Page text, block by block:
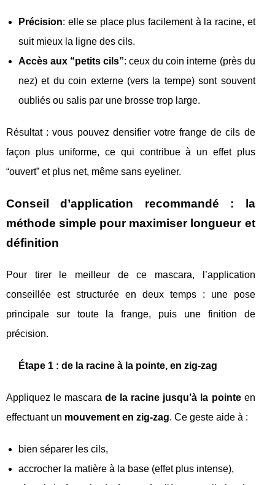
Précision: elle se place plus facilement à la racine, et
suit mieux la ligne des cils.
Accès aux “petits cils”: ceux du coin interne (près du
nez) et du coin externe (vers la tempe) sont souvent
oubliés ou salis par une brosse trop large.
Résultat : vous pouvez densifier votre frange de cils de
façon plus uniforme, ce qui contribue à un effet plus
“ouvert” et plus net, même sans eyeliner.
Conseil d’application recommandé : la
méthode simple pour maximiser longueur et
définition
Pour tirer le meilleur de ce mascara, l’application
conseillée est structurée en deux temps : une pose
principale sur toute la frange, puis une finition de
précision.
Étape 1 : de la racine à la pointe, en zig-zag
Appliquez le mascarade la racine jusqu’à la pointeen
effectuant un mouvement en zig-zag. Ce geste aide à :
bien séparer les cils,
accrocher la matière à la base (effet plus intense),